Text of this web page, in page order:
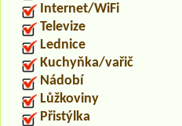
Internet/WiFi
Televize
Lednice
Kuchyňka/vařič
Nádobí
Lůžkoviny
Přistýlka